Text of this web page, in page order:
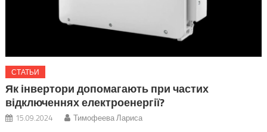
СТАТЬИ
Як інвертори допомагають при частих
відключеннях електроенергії?
15.09.2024 Тимофеева Лариса